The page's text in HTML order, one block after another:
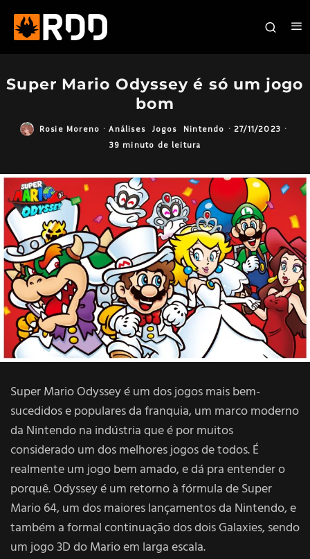
Super Mario Odyssey é só um jogo
bom
Rosie Moreno · Análises Jogos Nintendo · 27/11/2023 ·
39 minuto de leitura
Super Mario Odyssey é um dos jogos mais bem-
sucedidos e populares da franquia, um marco moderno
da Nintendo na indústria que é por muitos
considerado um dos melhores jogos de todos. É
realmente um jogo bem amado, e dá pra entender o
porquê. Odyssey é um retorno à fórmula de Super
Mario 64, um dos maiores lançamentos da Nintendo, e
também a formal continuação dos dois Galaxies, sendo
um jogo 3D do Mario em larga escala.